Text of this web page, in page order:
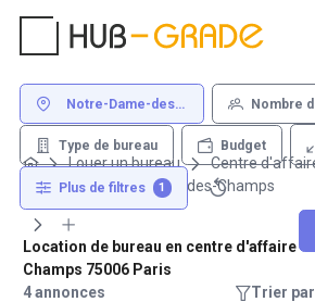
Notre-Dame-des-
Nombre
Type de bureau Budget
Plus de filtres 1
Louer un bureau Centre
75006
Notre-Dame-des-Champs
Location de bureau en centre d'affaire -
Champs 75006 Paris
4 annonces
Trier